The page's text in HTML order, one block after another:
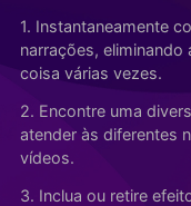
Suporte
Todos os recursos
Blog
Mais Soluções >
Começe a Usar
Suporte
TESTE GRÁTIS
1. Instantaneamente
narrações, eliminando
coisa várias vezes.
2. Encontre uma
atender às diferentes
vídeos.
3. Inclua ou retire